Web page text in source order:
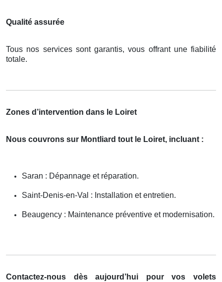
Qualité assurée
Tous nos services sont garantis, vous offrant une fiabilité
totale.
Zones d’intervention dans le Loiret
Nous couvrons sur Montliard tout le Loiret, incluant :
Saran : Dépannage et réparation.
Saint-Denis-en-Val : Installation et entretien.
Beaugency : Maintenance préventive et modernisation.
Contactez-nous dès aujourd’hui pour vos volets